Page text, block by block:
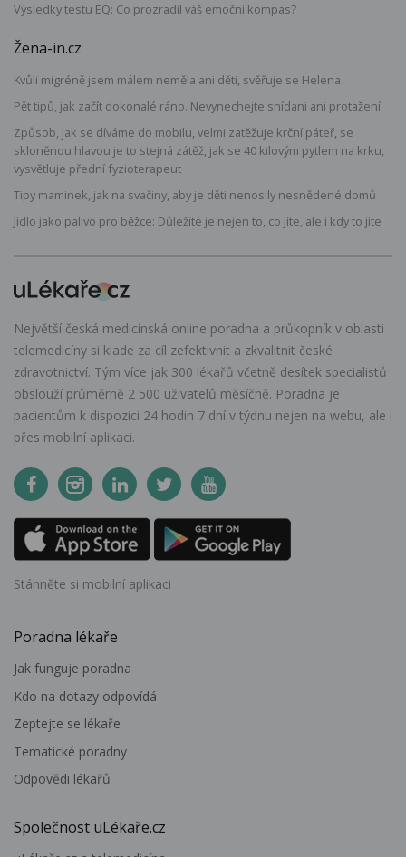
Výsledky testu EQ: Co prozradil váš emoční kompas?
Žena-in.cz
Kvůli migréně jsem málem neměla ani děti, svěřuje se Helena
Pět tipů, jak začít dokonalé ráno. Nevynechejte snídani ani protažení
Způsob, jak se díváme do mobilu, velmi zatěžuje krční páteř, se
skloněnou hlavou je to stejná zátěž, jak se 40 kilovým pytlem na krku,
vysvětluje přední fyzioterapeut
Tipy maminek, jak na svačiny, aby je děti nenosily nesnědené domů
Jídlo jako palivo pro běžce: Důležité je nejen to, co jíte, ale i kdy to jíte
Největší česká medicínská online poradna a průkopník v oblasti
telemedicíny si klade za cíl zefektivnit a zkvalitnit české
zdravotnictví. Tým více jak 300 lékařů včetně desítek specialistů
obslouží průměrně 2 500 uživatelů měsíčně. Poradna je
pacientům k dispozici 24 hodin 7 dní v týdnu nejen na webu, ale i
přes mobilní aplikaci.
Stáhněte si mobilní aplikaci
Poradna lékaře
Jak funguje poradna
Kdo na dotazy odpovídá
Zeptejte se lékaře
Tematické poradny
Odpovědi lékařů
Společnost uLékaře.cz